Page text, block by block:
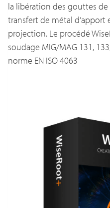
la libération des gouttes de
transfert de métal d’apport
projection. Le procédé
soudage MIG/MAG 131,
norme EN ISO 4063